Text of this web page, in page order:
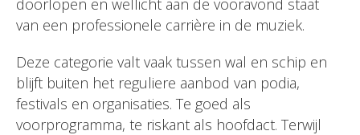
doorlopen en wellicht aan de vooravond staat
van een professionele carrière in de muziek.
Deze categorie valt vaak tussen wal en schip en
blijft buiten het reguliere aanbod van podia,
festivals en organisaties. Te goed als
voorprogramma, te riskant als hoofdact. Terwijl